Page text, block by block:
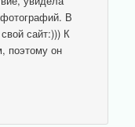
В
сайт:))) К
поэтому он